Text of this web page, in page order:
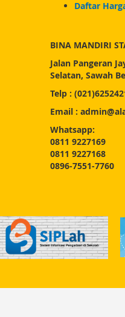
Daftar
BINA MANDIRI
Jalan Pangeran
Selatan, Sawah
Telp :
Email :
Whatsapp:
0811 9227169
0811 9227168
0896-7551-7760